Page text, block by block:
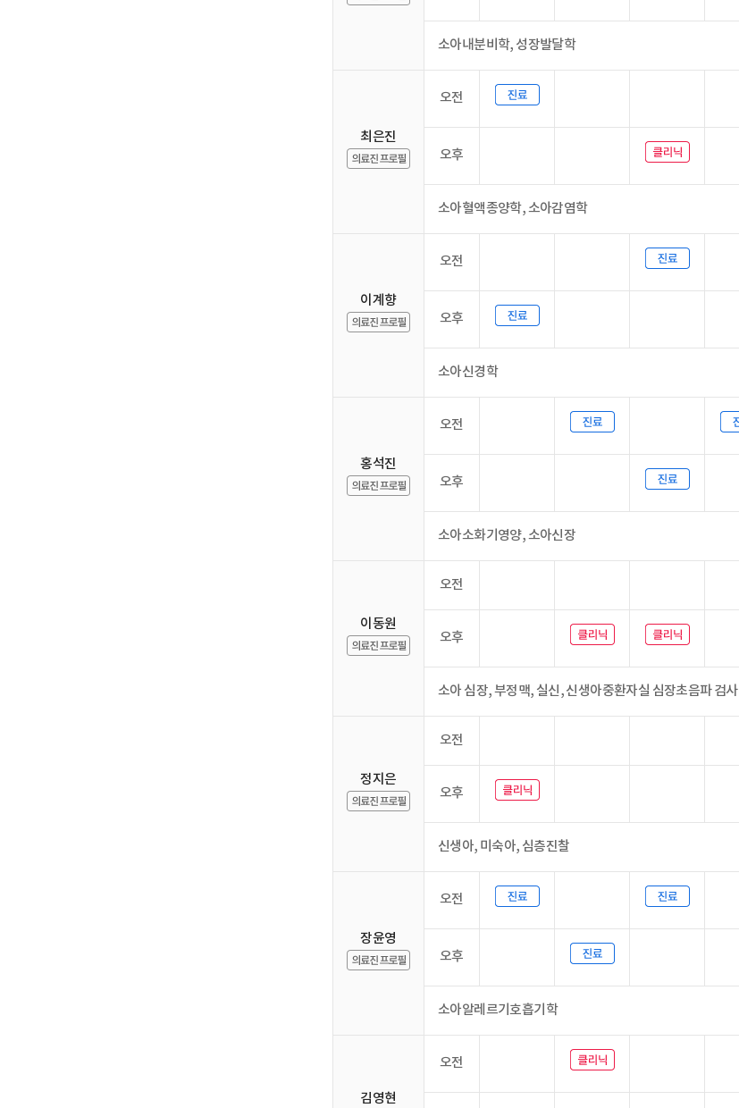
소아내분비학, 성장발달학
최은진
오전
오후
소아혈액종양학, 소아감염학
이계향
오전
오후
소아신경학
홍석진
오전
오후
소아소화기영양, 소아신장
이동원
오전
오후
소아 심장, 부정맥, 실신, 신생아중환자실 심장초음파 검사
정지은
오전
오후
신생아, 미숙아, 심층진찰
장윤영
오전
오후
소아알레르기호흡기학
김영현
오전